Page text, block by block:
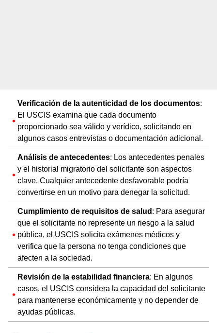
Verificación de la autenticidad de los documentos:
El USCIS examina que cada documento
proporcionado sea válido y verídico, solicitando en
algunos casos entrevistas o documentación adicional.
Análisis de antecedentes: Los antecedentes penales
y el historial migratorio del solicitante son aspectos
clave. Cualquier antecedente desfavorable podría
convertirse en un motivo para denegar la solicitud.
Cumplimiento de requisitos de salud: Para asegurar
que el solicitante no represente un riesgo a la salud
pública, el USCIS solicita exámenes médicos y
verifica que la persona no tenga condiciones que
afecten a la sociedad.
Revisión de la estabilidad financiera: En algunos
casos, el USCIS considera la capacidad del solicitante
para mantenerse económicamente y no depender de
ayudas públicas.